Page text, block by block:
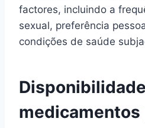
factores, incluindo a
sexual, preferência
condições de saúde
medicamentos